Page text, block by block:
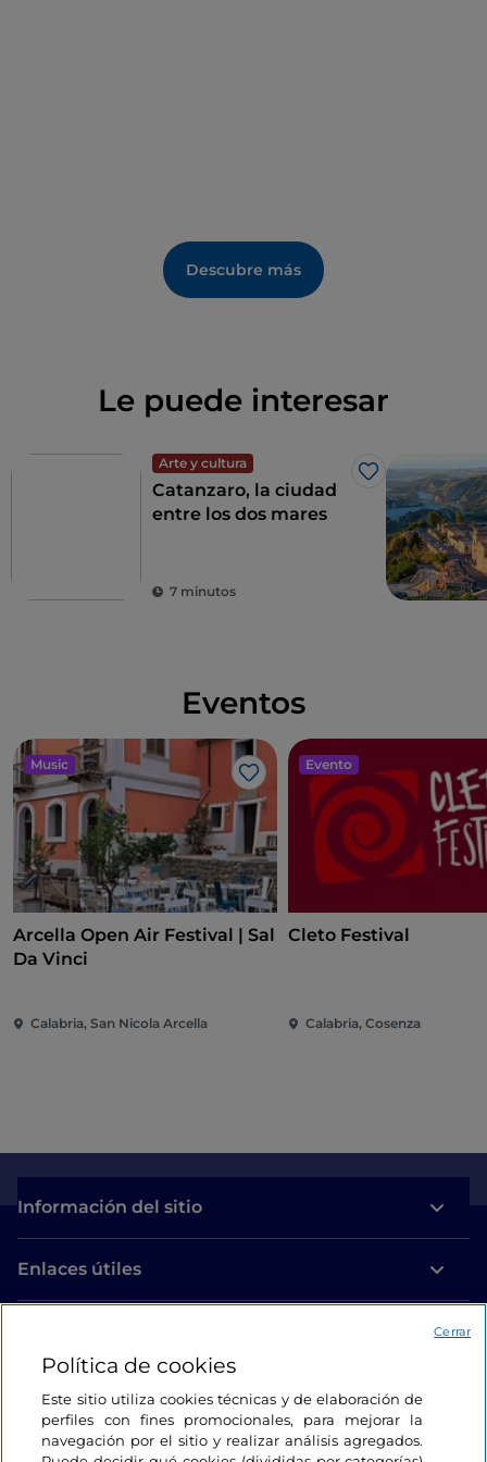
Descubre más
Le puede interesar
Arte y cultura
Me gusta
Catanzaro, la ciudad
entre los dos mares
7 minutos
Eventos
Music
Me gusta
Arcella Open Air Festival | Sal
Da Vinci
Calabria, San Nicola Arcella
Evento
Cleto Festival
Calabria, Cosenza
Información del sitio
Enlaces útiles
Estamos en contacto
Política de cookies
Este sitio utiliza cookies técnicas y de elaboración de
perfiles con fines promocionales, para mejorar la
navegación por el sitio y realizar análisis agregados.
Cerrar